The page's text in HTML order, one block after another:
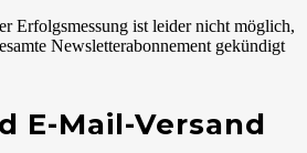
Erfolgsmessung ist leider nicht möglich,
Newsletterabonnement gekündigt
E-Mail-Versand